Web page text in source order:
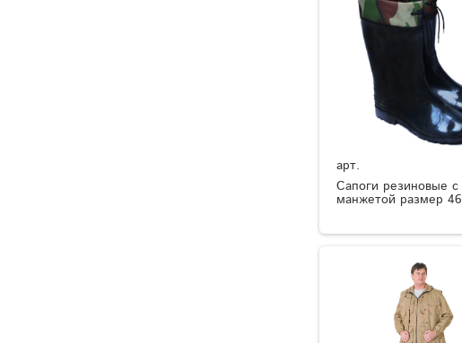
арт.
Сапоги резиновые с
манжетой размер 46